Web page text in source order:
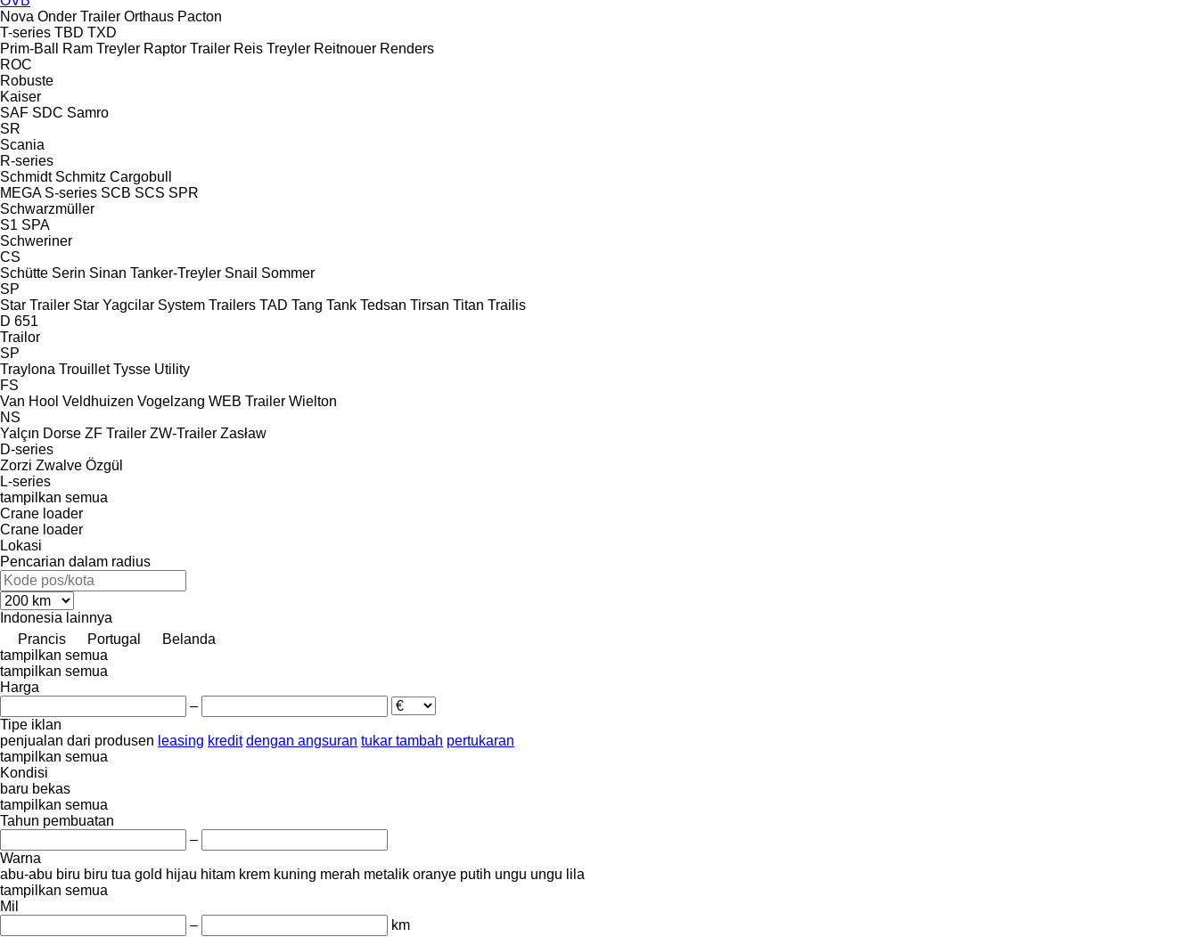
Nova Onder Trailer Orthaus Pacton
T-series TBD TXD
Prim-Ball
Ram Treyler Raptor Trailer Reis Treyler Reitnouer Renders
ROC
Robuste
Kaiser
SAF SDC Samro
SR
Scania
R-series
Schmidt Schmitz Cargobull
MEGA S-series SCB SCS SPR
Schwarzmüller
S1 SPA
Schweriner
CS
Schütte Serin Sinan Tanker-Treyler Snail Sommer
SP
Star Trailer Star Yagcilar System Trailers TAD Tang Tank Tedsan Tirsan Titan Trailis
D 651
Trailor
SP
Traylona Trouillet Tysse Utility
FS
Van Hool Veldhuizen Vogelzang WEB Trailer Wielton
NS
Yalçın Dorse ZF Trailer ZW-Trailer Zasław
D-series
Zorzi Zwalve Özgül
L-series
tampilkan semua
Crane loader
Crane loader
Lokasi
Pencarian dalam radius
Indonesia lainnya
Prancis
Portugal
Belanda
tampilkan semua
tampilkan semua
Harga
–
Tipe iklan
penjualan dari produsen leasing kredit dengan angsuran tukar tambah pertukaran
tampilkan semua
Kondisi
baru bekas
tampilkan semua
Tahun pembuatan
–
Warna
abu-abu biru biru tua gold hijau hitam krem kuning merah metalik oranye putih ungu ungu lila
tampilkan semua
Mil
–
km